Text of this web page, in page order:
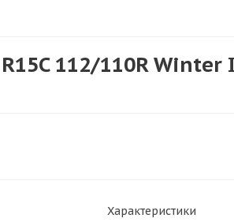
112/110R Winter
Характеристики